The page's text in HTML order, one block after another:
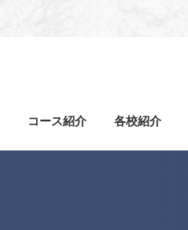
コース紹介 各校紹介